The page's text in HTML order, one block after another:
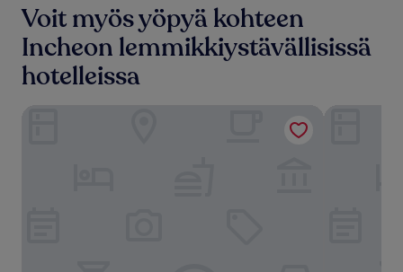
Voit myös yöpyä kohteen
Incheon lemmikkiystävällisissä
hotelleissa
Incheon Airport Hotel Sky Guestel